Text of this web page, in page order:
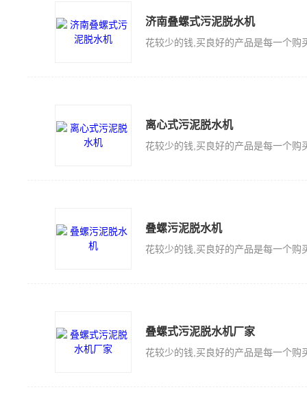
济南叠螺式污泥脱水机
离心式污泥脱水机
叠螺污泥脱水机
叠螺式污泥脱水机厂家